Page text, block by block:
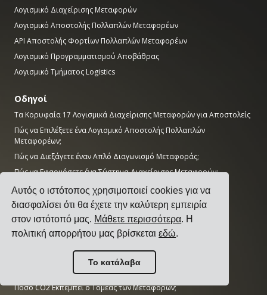
Αυτός ο ιστότοπος χρησιμοποιεί cookies για να
διασφαλίσει ότι θα έχετε την καλύτερη εμπειρία
στον ιστότοπό μας. Μάθετε περισσότερα. Η
πολιτική απορρήτου μας βρίσκεταιεδώ.
Το κατάλαβα
Λογισμικό Διαχείρισης Μεταφορών
Λογισμικό Αποστολής Πολλαπλών Μεταφορέων
API Αποστολής Φορτίων Πολλαπλών Μεταφορέων
Λογισμικό Προγραμματισμού Αποβάθρας
Λογισμικό Τμήματος Logistics
Οδηγοί
Τα Κορυφαία 17 Λογισμικά Διαχείρισης Μεταφορών για Αποστολείς
Πώς να Επιλέξετε ένα Λογισμικό Αποστολής Πολλαπλών
Μεταφορέων;
Πώς να Διεξάγετε έναν Απλό Διαγωνισμό Μεταφοράς;
Πώς να Εφαρμόσετε ένα Σύστημα Διαχείρισης Μεταφορών;
Πώς να Επιλέξετε έναν Μεταφορέα Φορτίου;
Πώς να Αυτοματοποιήσετε τις Ειδοποιήσεις Αποστολής;
KPIs Μεταφορών που Κάθε Διευθυντής Logistics Πρέπει να
Παρακολουθεί
Πόσο Μεγάλη είναι η Αγορά AI;
Πόσο CO2 Εκπέμπει ο Τομέας των Μεταφορών;